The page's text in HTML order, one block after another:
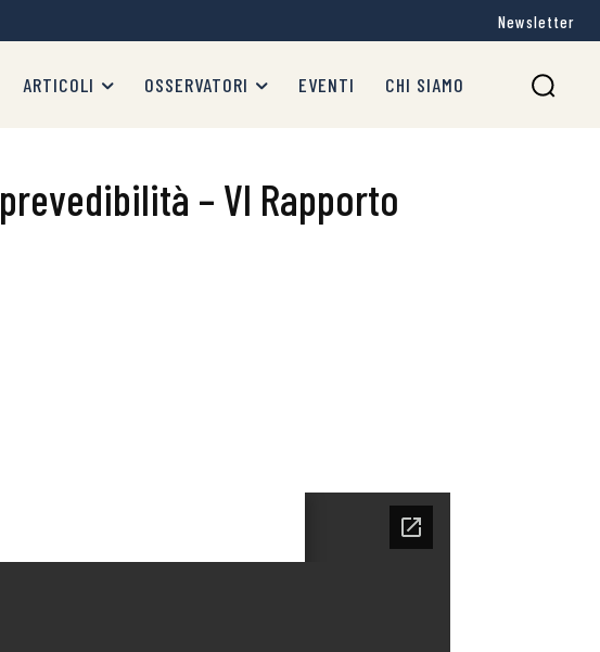
Newsletter
ARTICOLI OSSERVATORI EVENTI CHI SIAMO
– VI Rapporto